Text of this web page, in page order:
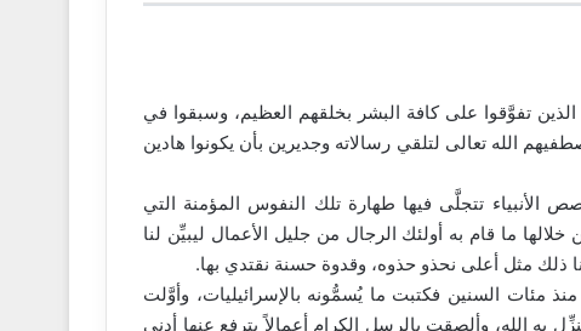
تفوَّقوا على كافة البشر بخلقهم العظيم، وسبقوا في
الله تعالى لتلقي رسالاته وجديرين بأن يكونوا هادين
الأنبياء تتجلَّى فيها طهارة تلك النفوس المؤمنة التي
ما قام به أولئك الرجال من جليل الأعمال ليبيِّن لنا
ذلك مثل أعلى نحذو حذوه، وقدوة حسنة نقتدي بها.
مئات السنين فكتبت ما يُسمُّونه بالإسرائيليات، وأوَّلت
به الله، وألصقت بالرسل الكرام أعمالاً يترفع عنها أدنى